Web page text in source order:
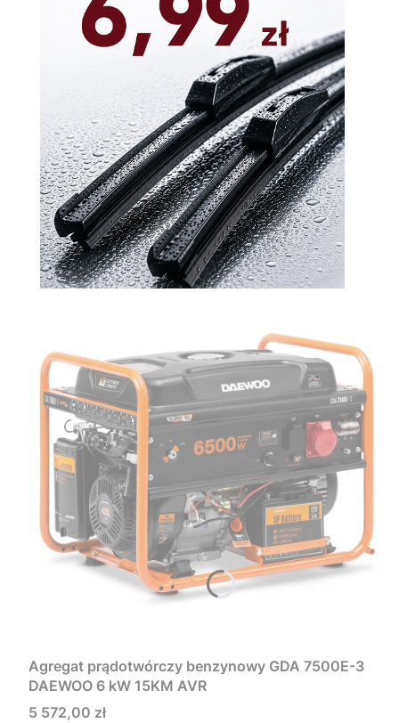
Agregat prądotwórczy benzynowy GDA 7500E-3
DAEWOO 6 kW 15KM AVR
Cena
5 572,00 zł